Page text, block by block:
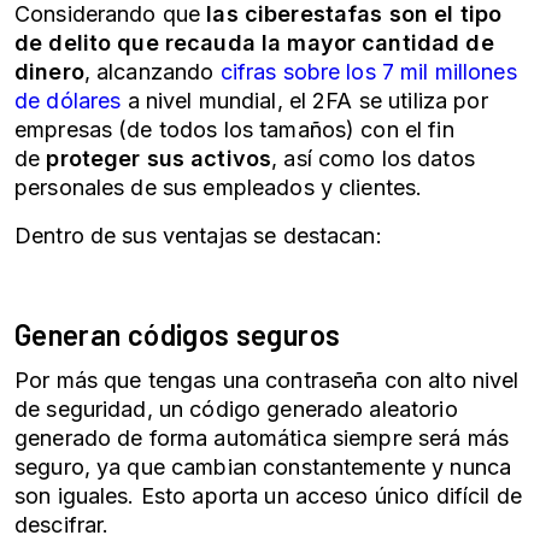
Considerando que las ciberestafas son el tipo
de delito que recauda la mayor cantidad de
dinero, alcanzando cifras sobre los 7 mil millones
de dólares a nivel mundial, el 2FA se utiliza por
empresas (de todos los tamaños) con el fin
de proteger sus activos, así como los datos
personales de sus empleados y clientes.
Dentro de sus ventajas se destacan:
Generan códigos seguros
Por más que tengas una contraseña con alto nivel
de seguridad, un código generado aleatorio
generado de forma automática siempre será más
seguro, ya que cambian constantemente y nunca
son iguales. Esto aporta un acceso único difícil de
descifrar.